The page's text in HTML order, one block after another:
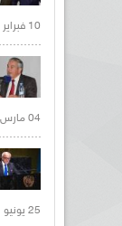
10 فبراير 2021 |
04 مارس 2020 |
25 يونيو 2021 |